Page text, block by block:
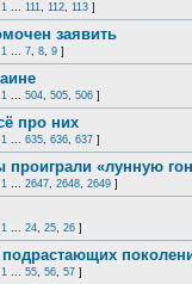
1 ... 111, 112, 113 ]
заявить
1 ... 7, 8, 9 ]
1 ... 504, 505, 506 ]
про них
1 ... 635, 636, 637 ]
«лунную
1 ... 2647, 2648, 2649 ]
1 ... 24, 25, 26 ]
подрастающих
1 ... 55, 56, 57 ]